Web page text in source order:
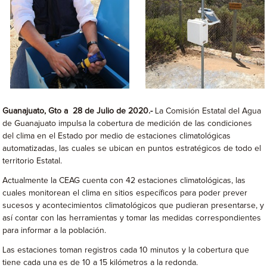
Guanajuato, Gtoa 28de Julio de 2020.-
La Comisión Estatal del Agua
de Guanajuato impulsa la cobertura de medición de las condiciones
del clima en el Estado por medio de estaciones climatológicas
automatizadas, las cuales se ubican en puntos estratégicos de todo el
territorio Estatal.
Actualmente la CEAG cuenta con 42 estaciones climatológicas, las
cuales monitorean el clima en sitios específicos para poder prever
sucesos y acontecimientos climatológicos que pudieran presentarse, y
así contar con las herramientas y tomar las medidas correspondientes
para informar a la población.
Las estaciones toman registros cada 10 minutos y la cobertura que
tiene cada una es de 10 a 15 kilómetros a la redonda.